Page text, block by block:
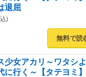
退屈
)
無料で読
少女アカリ～ワタシ
に行く～【タテヨミ